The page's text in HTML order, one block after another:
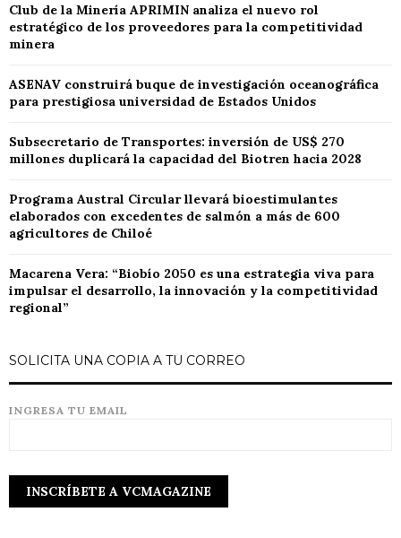
Club de la Minería APRIMIN analiza el nuevo rol
estratégico de los proveedores para la competitividad
minera
ASENAV construirá buque de investigación oceanográfica
para prestigiosa universidad de Estados Unidos
Subsecretario de Transportes: inversión de US$ 270
millones duplicará la capacidad del Biotren hacia 2028
Programa Austral Circular llevará bioestimulantes
elaborados con excedentes de salmón a más de 600
agricultores de Chiloé
Macarena Vera: “Biobío 2050 es una estrategia viva para
impulsar el desarrollo, la innovación y la competitividad
regional”
SOLICITA UNA COPIA A TU CORREO
INGRESA TU EMAIL